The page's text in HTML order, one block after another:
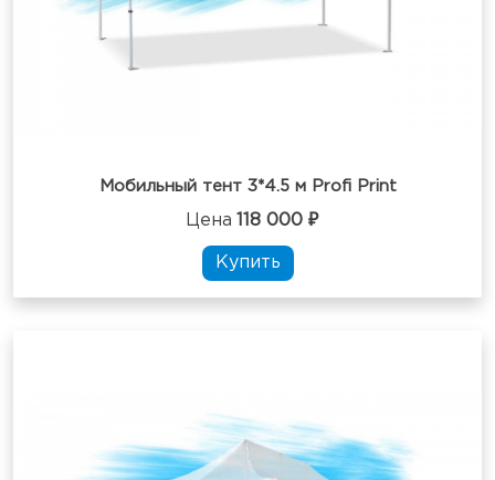
Мобильный тент 3*4.5 м Profi Print
Цена 118 000 ₽
Купить